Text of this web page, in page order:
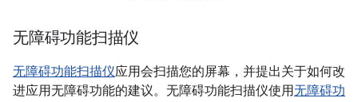
无障碍功能扫描仪
无障碍功能扫描仪应用会扫描您的屏幕，并提出关于如何改
进应用无障碍功能的建议。无障碍功能扫描仪使用无障碍功